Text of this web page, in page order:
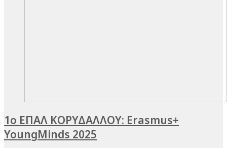
1ο ΕΠΑΛ ΚΟΡΥΔΑΛΛΟΥ: Erasmus+
YoungMinds 2025